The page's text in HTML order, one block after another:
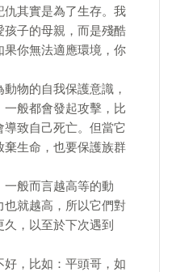
其實是為了生存。我
子的母親，而是殘酷
果你無法適應環境，你
物的自我保護意識，
般都會發起攻擊，比
致自己死亡。但當它
生命，也要保護族群
般而言越高等的動
就越高，所以它們對
，以至於下次遇到
，比如：平頭哥，如